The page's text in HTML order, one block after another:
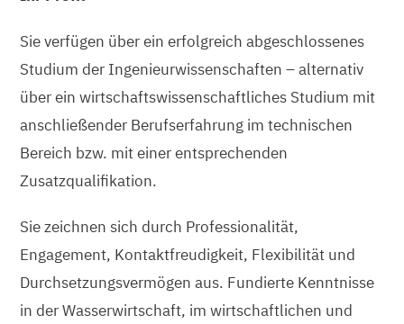
Sie verfügen über ein erfolgreich abgeschlossenes
Studium der Ingenieurwissenschaften – alternativ
über ein wirtschaftswissenschaftliches Studium mit
anschließender Berufserfahrung im technischen
Bereich bzw. mit einer entsprechenden
Zusatzqualifikation.
Sie zeichnen sich durch Professionalität,
Engagement, Kontaktfreudigkeit, Flexibilität und
Durchsetzungsvermögen aus. Fundierte Kenntnisse
in der Wasserwirtschaft, im wirtschaftlichen und